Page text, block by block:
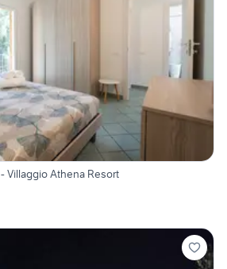
Villaggio Athena Resort